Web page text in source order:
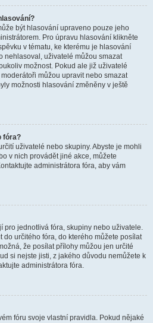
být hlasování upraveno pouze jeho
Pro úpravu hlasování klikněte
v tématu, ke kterému je hlasování
nehlasoval, uživatelé můžou smazat
možnost. Pokud ale již uživatelé
můžou upravit nebo smazat
možnosti hlasování změněny v ještě
fóra?
uživatelé nebo skupiny. Abyste je mohli
v nich provádět jiné akce, můžete
administrátora fóra, aby vám
pro jednotlivá fóra, skupiny nebo uživatele.
do určitého fóra, do kterého můžete posílat
že posílat přílohy můžou jen určité
si nejste jisti, z jakého důvodu nemůžete k
administrátora fóra.
fóru svoje vlastní pravidla. Pokud nějaké